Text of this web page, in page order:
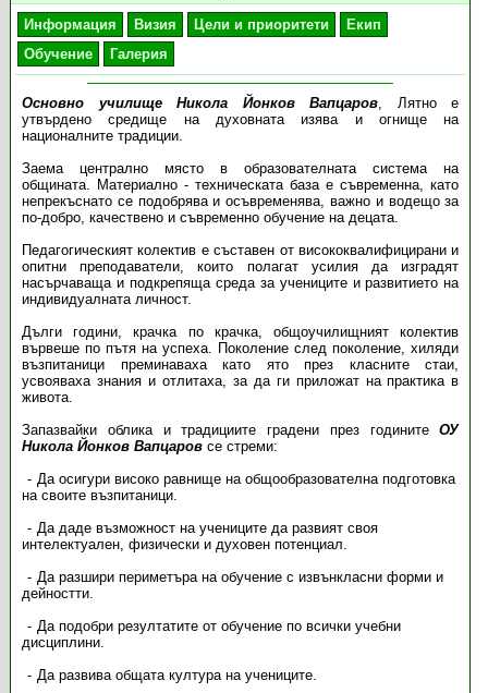
Информация Визия Цели и приоритети
Екип
Обучение
Галерия
Основно училище Никола Йонков Вапцаров, Лятно е
утвърдено средище на духовната изява и огнище на
националните традиции.
Заема централно място в образователната система на
общината. Материално - техническата база е съвременна, като
непрекъснато се подобрява и осъвременява, важно и водещо за
по-добро, качествено и съвременно обучение на децата.
Педагогическият колектив е съставен от висококвалифицирани и
опитни преподаватели, които полагат усилия да изградят
насърчаваща и подкрепяща среда за учениците и развитието на
индивидуалната личност.
Дълги години, крачка по крачка, общоучилищният колектив
вървеше по пътя на успеха. По­ко­­ле­ние след поколение, хиляди
възпитаници преминаваха като ято през класните стаи,
усвояваха знания и отлитаха, за да ги приложат на практика в
живота.
Запазвайки облика и традициите градени през годинитеОУ
Никола Йонков Вапцаровсе стреми:
Да осигури високо равнище на общообразователна подготовка
на своите възпитаници.
Да даде възможност на учениците да развият своя
интелектуален, физически и духовен потенциал.
Да разшири периметъра на обучение с извънкласни форми и
дейностти.
Да подобри резултатите от обучение по всички учебни
дисциплини.
Да развива общата култура на учениците.